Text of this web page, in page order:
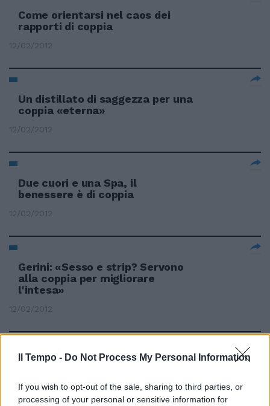
Il Tempo - Do Not Process My Personal Information
If you wish to opt-out of the sale, sharing to third parties, or
processing of your personal or sensitive information for
Come orientarsi nel caos dei
rapporti di coppia
12/02/2012
Un distillato di saggezza per una
coppia «eterna»
12/02/2012
Due cuori e una Spa, il
benessere è di coppia
12/02/2012
Gerini: «Sesso e strip? Servono
alla coppia per migliorare
l'intesa»
12/02/2012
La coppia Kissin & Judd oggi
05/02/2012